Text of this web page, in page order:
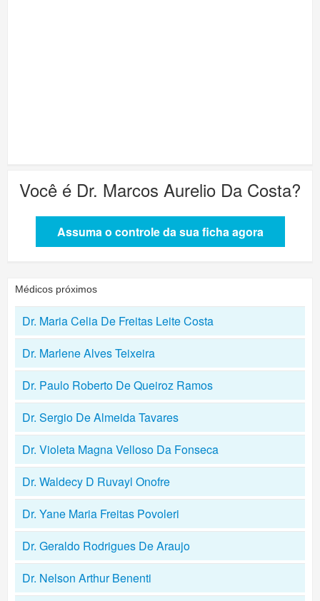
Você é Dr. Marcos Aurelio Da Costa?
Assuma o controle da sua ficha agora
Médicos próximos
Dr. Maria Celia De Freitas Leite Costa
Dr. Marlene Alves Teixeira
Dr. Paulo Roberto De Queiroz Ramos
Dr. Sergio De Almeida Tavares
Dr. Violeta Magna Velloso Da Fonseca
Dr. Waldecy D Ruvayl Onofre
Dr. Yane Maria Freitas Povoleri
Dr. Geraldo Rodrigues De Araujo
Dr. Nelson Arthur Benenti